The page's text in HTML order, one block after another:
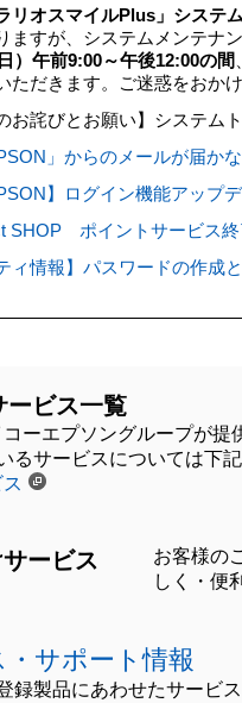
リオスマイルPlus」システ
ますが、システムメンテナ
）午前9:00～午後12:00の間
ただきます。ご迷惑をおか
お詫びとお願い】システ
」からのメールが届か
】ログイン機能アップ
SHOP ポイントサービス
ィ情報】パスワードの作成
ビス一覧
ーエプソングループが
るサービスについては下
ービス
お客様の
しく・便
サポート情報
録製品にあわせたサービ